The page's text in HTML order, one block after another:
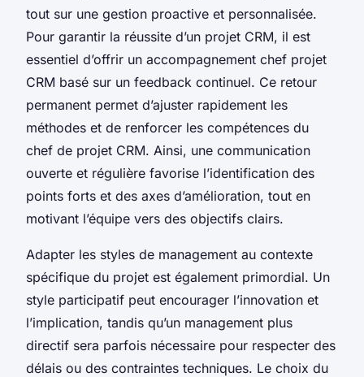
tout sur une gestion proactive et personnalisée.
Pour garantir la réussite d’un projet CRM, il est
essentiel d’offrir un accompagnement chef projet
CRM basé sur un feedback continuel. Ce retour
permanent permet d’ajuster rapidement les
méthodes et de renforcer les compétences du
chef de projet CRM. Ainsi, une communication
ouverte et régulière favorise l’identification des
points forts et des axes d’amélioration, tout en
motivant l’équipe vers des objectifs clairs.
Adapter les styles de management au contexte
spécifique du projet est également primordial. Un
style participatif peut encourager l’innovation et
l’implication, tandis qu’un management plus
directif sera parfois nécessaire pour respecter des
délais ou des contraintes techniques. Le choix du